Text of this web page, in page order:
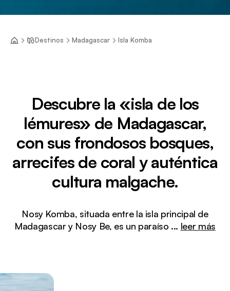
Destinos Madagascar Isla Komba
Descubre la «isla de los
lémures» de Madagascar,
con sus frondosos bosques,
arrecifes de coral y auténtica
cultura malgache.
Nosy Komba, situada entre la isla principal de
Madagascar y Nosy Be, es un paraíso ... leer más